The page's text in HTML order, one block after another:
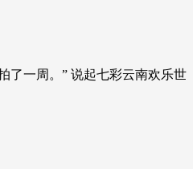
一周。” 说起七彩云南欢乐世